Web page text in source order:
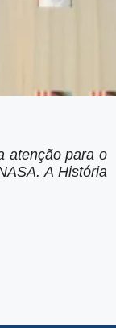
atenção para o
A História